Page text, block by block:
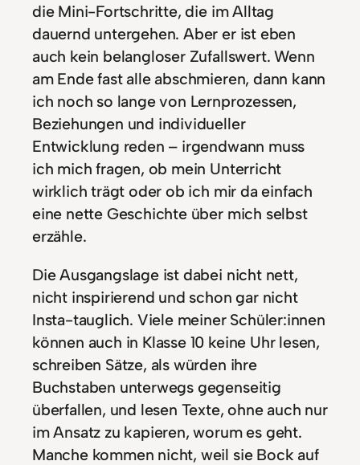
die Mini-Fortschritte, die im Alltag
dauernd untergehen. Aber er ist eben
auch kein belangloser Zufallswert. Wenn
am Ende fast alle abschmieren, dann kann
ich noch so lange von Lernprozessen,
Beziehungen und individueller
Entwicklung reden – irgendwann muss
ich mich fragen, ob mein Unterricht
wirklich trägt oder ob ich mir da einfach
eine nette Geschichte über mich selbst
erzähle.
Die Ausgangslage ist dabei nicht nett,
nicht inspirierend und schon gar nicht
Insta-tauglich. Viele meiner Schüler:innen
können auch in Klasse 10 keine Uhr lesen,
schreiben Sätze, als würden ihre
Buchstaben unterwegs gegenseitig
überfallen, und lesen Texte, ohne auch nur
im Ansatz zu kapieren, worum es geht.
Manche kommen nicht, weil sie Bock auf